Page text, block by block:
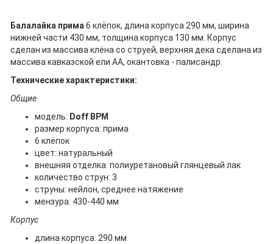
Балалайка прима 6 клёпок, длина корпуса 290 мм, ширина
нижней части 430 мм, толщина корпуса 130 мм. Корпус
сделан из массива клёна со струей, верхняя дека сделана из
массива кавказской ели АА, окантовка - палисандр.
Технические характеристики:
Общие
модель: Doff BPM
размер корпуса: прима
6 клёпок
цвет: натуральный
внешняя отделка: полиуретановый глянцевый лак
количество струн: 3
струны: нейлон, среднее натяжение
мензура: 430-440 мм
Корпус
длина корпуса: 290 мм